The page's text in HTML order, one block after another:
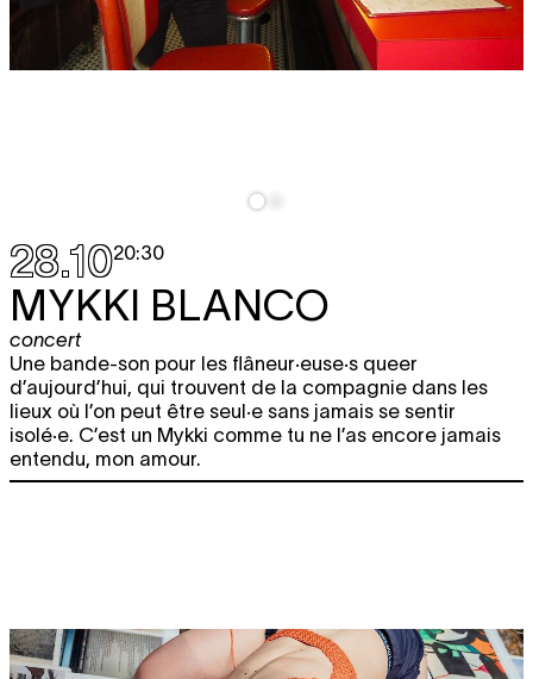
28.1020:30
MYKKI BLANCO
concert
Une bande-son pour les flâneur·euse·s queer
d’aujourd’hui, qui trouvent de la compagnie dans les
lieux où l’on peut être seul·e sans jamais se sentir
isolé·e. C’est un Mykki comme tu ne l’as encore jamais
entendu, mon amour.